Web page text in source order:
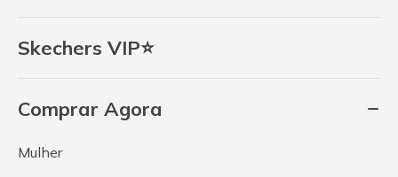
Skechers VIP⭐
Comprar Agora
Mulher